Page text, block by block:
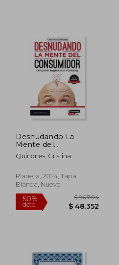
50%
dcto. $ 50.893
Desnudando La
Mente del
Consumidor:
Consumer Insights
Undressing the
Consumer's Mind:
Marketing
Quiñones, Cristina
Planeta, 2024, Tapa
Blanda, Nuevo